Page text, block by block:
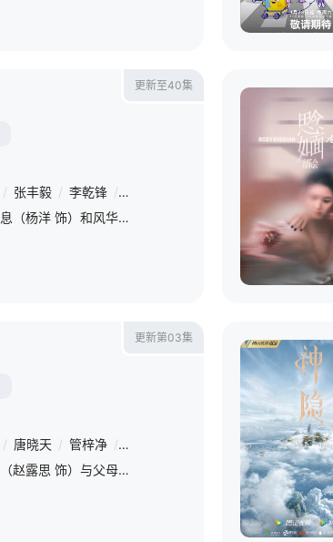
更新至40集
/ 张丰毅 / 李乾锋 / 宣璐 贺开朗 /
剧集讲述俊雅绝伦的丰兰息（杨洋 饰）和风华绝世的白风夕（赵露思 饰），携手闯荡天涯的武侠爱情传奇。辗转十年，他们的爱情在鲜血中绽放，一场大战之后，黑丰息终于意识到了自己的真心，散尽自己修为救活了白风夕
更新第03集
/ 唐晓天 / 管梓净 / 钟雅婷 许亚军 / 温峥嵘
从小跟着外婆长大的许妍（赵露思 饰）与父母有心结，只有外婆是她心里唯一的光。个性倔强的她从小镇考上重点大学，孤身打拼近十年，才在大城市站稳脚跟。初来大城市的她也曾短暂迷茫，虽与青年才俊沈皓明（陈伟霆